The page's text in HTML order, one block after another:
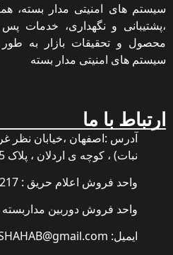
سیستم های امنیتی مدار بسته،
،پشتیبانی و نگهداری،
محصول و تحقیقات بازار به
سیستم های امنیتی مدار بسته
ارتباط با ما
نبات) ، کوچه ی اردلان ، پلاک 5
واحد فروش اعلام حریق : 09130030217
واحد فروش دوربین مداربسته و دزدگیر
ایمیل: HK.SHAHAB@gmail.com